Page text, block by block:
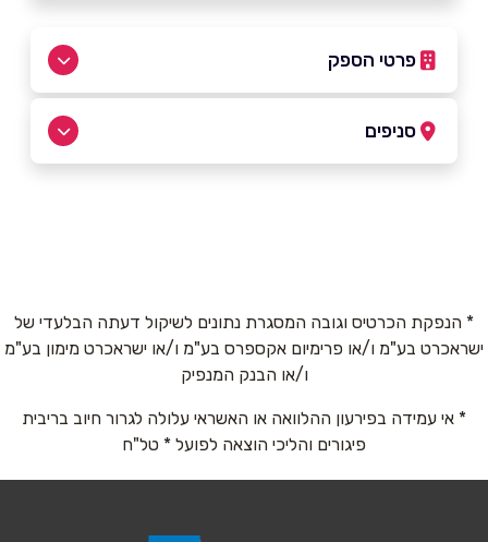
פרטי הספק
באתר בפייסבוק באינסטגרם
טלפון*
אימייל*
סניפים
* הנפקת הכרטיס וגובה המסגרת נתונים לשיקול דעתה הבלעדי של
ישראכרט בע"מ ו/או פרימיום אקספרס בע"מ ו/או ישראכרט מימון בע"מ
ו/או הבנק המנפיק
* אי עמידה בפירעון ההלוואה או האשראי עלולה לגרור חיוב בריבית
פיגורים והליכי הוצאה לפועל * טל"ח